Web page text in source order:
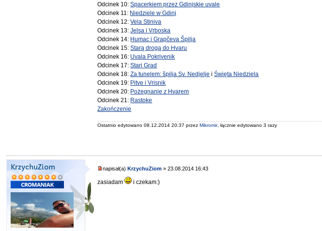
Odcinek 10:Spacerkiem przez Gdinjskie uvale
Odcinek 11: Niedziele w Gdinj
Odcinek 12:Vela Stiniva
Odcinek 13:Jelsa i Vrboska
Odcinek 14: Humac i Grapčeva Špilja
Odcinek 15:Starą drogą do Hvaru
Odcinek 16: Uvala Pokrivenik
Odcinek 17:Stari Grad
Odcinek 18:Za tunelem: špilja Sv. Nedjelje iŚwięta Niedziela
Odcinek 19: Pitve i Vrisnik
Odcinek 20: Pożegnanie z Hvarem
Odcinek 21: Rastoke
Zakończenie
Ostatnio edytowano 08.12.2014 20:37 przezMikromir, łącznie edytowano 3 razy
KrzychuZiom napisał(a)KrzychuZiom » 23.08.2014 16:43
zasiadam i czekam:)